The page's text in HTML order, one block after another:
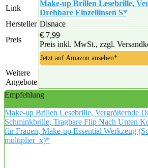
Link
Make-up Brillen Lesebrille,
Drehbare Einzellinsen S*
Hersteller Disnace
Preis
€ 7,99
Preis inkl. MwSt., zzgl.
Jetzt auf Amazon ansehen*
Weitere
Angebote
Empfehlung
Make-up Brillen Lesebrille, Vergrößernde
Schminkbrille, Tragbare Flip Nach Unten
für Frauen, Make-up Essential Werkzeug
multiplier_x)*